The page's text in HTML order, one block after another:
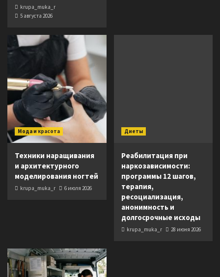
krupa_muka_r
5 августа 2026
Мода и красота
Техники наращивания
и архитектурного
моделирования ногтей
krupa_muka_r 6 июля 2026
Диеты
Реабилитация при
наркозависимости:
программы 12 шагов,
терапия,
ресоциализация,
анонимность и
долгосрочные исходы
krupa_muka_r 28 июня 2026